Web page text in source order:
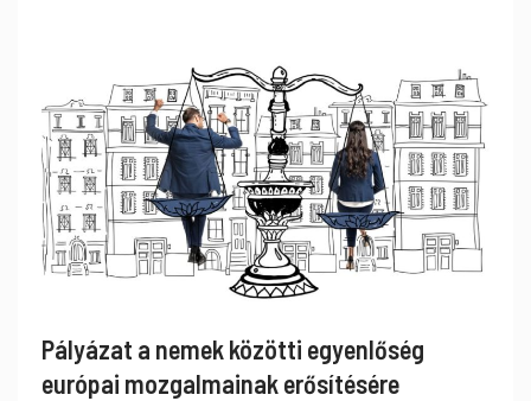
Pályázat a nemek közötti egyenlőség
európai mozgalmainak erősítésére